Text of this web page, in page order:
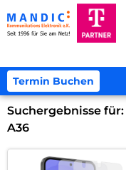
Termin Buchen
Suchergebnisse für:
A36